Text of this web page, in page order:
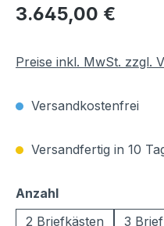
Regulärer Preis:
3.645,00 €
Preise inkl. MwSt. zzgl.
Versandkostenfrei
Versandfertig in 10
Anzahlauswählen
2 Briefkästen
3